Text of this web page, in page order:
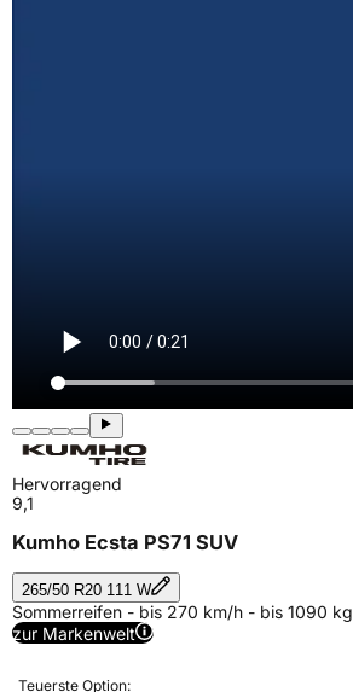
Hervorragend
9,1
Kumho Ecsta PS71 SUV
265/50 R20 111 W
Sommerreifen - bis 270 km/h - bis 1090 kg
zur Markenwelt
Teuerste Option: